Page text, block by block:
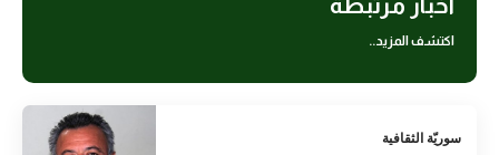
أخبار مرتبطة
اكتشف المزيد..
سوريّة الثقافية